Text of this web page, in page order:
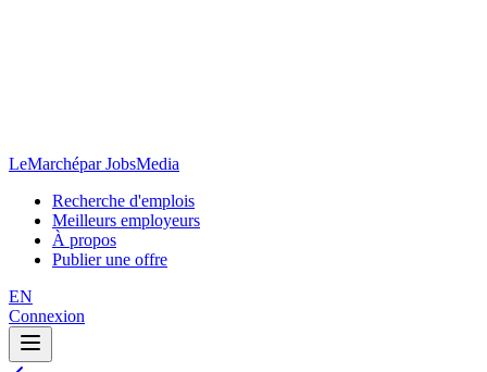
LeMarchépar JobsMedia
Recherche d'emplois
Meilleurs employeurs
À propos
Publier une offre
EN
Connexion